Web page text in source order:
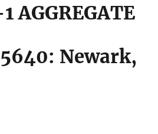
AGGREGATE
Newark,